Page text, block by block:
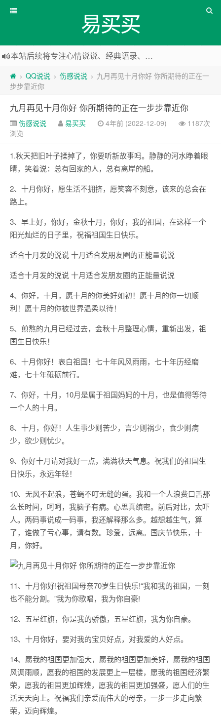
易买买
本站后续将专注心情说说、经典语录、心情随笔等
本站改版，下架友情链接
> QQ说说 > 伤感说说 > 九月再见十月你好 你所期待的正在一
步步靠近你
九月再见十月你好 你所期待的正在一步步靠近你
伤感说说 易买买 4年前 (2022-12-09)
1187次
浏览
1.秋天把旧叶子揉掉了，你要听新故事吗。静静的河水睁着眼
睛，笑着说：总有回家的人，总有离岸的船。
2、十月你好，愿生活不拥挤，愿笑容不刻意，该来的总会在
路上。
3、早上好，你好，金秋十月，你好，我的祖国，在这样一个
阳光灿烂的日子里，祝福祖国生日快乐。
适合十月发的说说 十月适合发朋友圈的正能量说说
适合十月发的说说 十月适合发朋友圈的正能量说说
4、你好，十月，愿十月的你美好如初！愿十月的你一切顺
利！愿十月的你被世界温柔以待！
5、煎熬的九月已经过去，金秋十月整理心情，重新出发，祖
国生日快乐！
6、十月你好！表白祖国！七十年风风雨雨，七十年历经磨
难，七十年砥砺前行。
7、你好，十月，10月是属于祖国妈妈的十月，也是值得等待
一个人的十月。
8、十月，你好！人生事少则苦少，言少则祸少，食少则病
少，欲少则忧少。
9、你好十月请对我好一点，满满秋天气息。祝我们的祖国生
日快乐，永远年轻！
10、无风不起浪，苍蝇不叮无缝的蛋。我和一个人浪费口舌那
么长时间，呵呵，我脑子有病。心思真缜密。前后对比，太吓
人。两码事说成一码事，我还解释那么多。越想越生气，算
了，谁做了亏心事，请有数。珍爱，远离。国庆节快乐，十
月，你好。
11、十月你好!祝祖国母亲70岁生日快乐!“我和我的祖国，一刻
也不能分割。”我为你歌唱，我为你自豪!
12、五星红旗，你是我的骄傲，五星红旗，我为你自豪。
13、十月你好，要对我的宝贝好点，对我爱的人好点。
14、愿我的祖国更加强大，愿我的祖国更加美好，愿我的祖国
风调雨顺，愿我的祖国的发展更上一层楼，愿我的祖国经济繁
荣，愿我的祖国更加辉煌，愿我的祖国更加强盛，愿人们的生
活天天向上。祝福我们亲爱而伟大的母亲，一步一步走向繁
荣，迈向辉煌。